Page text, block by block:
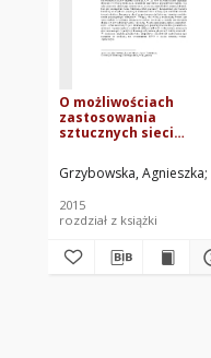
O możliwościach
zastosowania
sztucznych sieci
projektowania
betonów o niskim
spoiwowym
Grzybowska, Agnieszka
2015
rozdział z książki